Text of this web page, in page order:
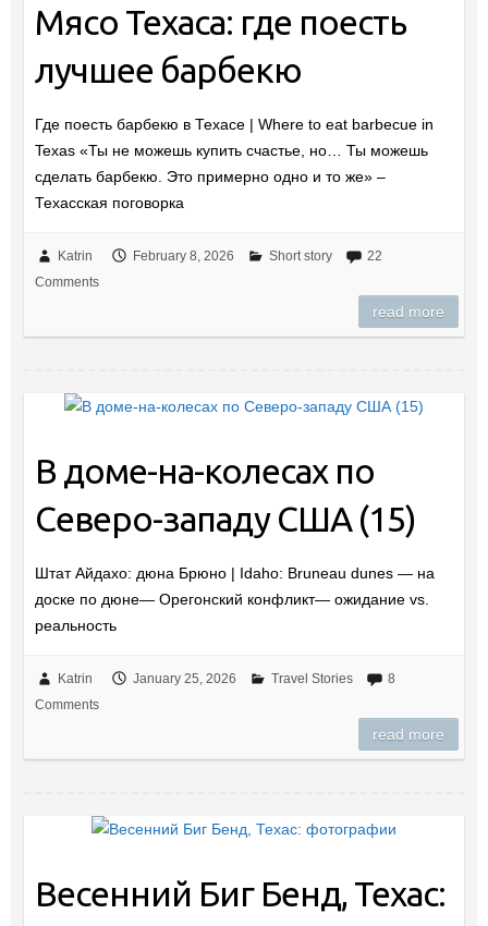
Мясо Техаса: где поесть
лучшее барбекю
Где поесть барбекю в Техасе | Where to eat barbecue in
Texas «Ты не можешь купить счастье, но… Ты можешь
сделать барбекю. Это примерно одно и то же» –
Техасская поговорка
Katrin February 8, 2026 Short story
22
Comments
read more
В доме-на-колесах по
Северо-западу США (15)
Штат Айдахо: дюна Брюно | Idaho: Bruneau dunes — на
доске по дюне— Орегонский конфликт— ожидание vs.
реальность
Katrin January 25, 2026 Travel Stories
8
Comments
read more
Весенний Биг Бенд, Техас: